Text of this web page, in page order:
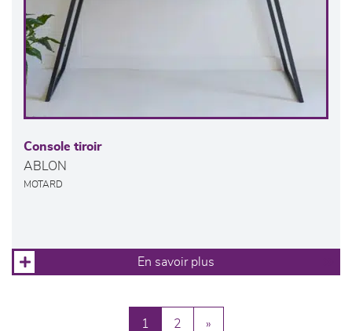
Console tiroir
ABLON
MOTARD
En savoir plus
1 2 »